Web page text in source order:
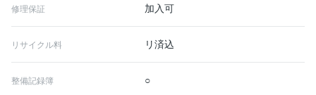
修理保証 加入可
リサイクル料 リ済込
整備記録簿 ○